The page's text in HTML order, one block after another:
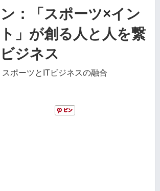
：「スポーツ×イン
」が創る人と人を繋
ジネス
ポーツとITビジネスの融合